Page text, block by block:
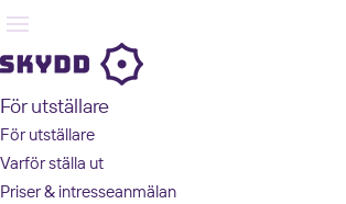
För utställare
För utställare
Varför ställa ut
Priser & intresseanmälan